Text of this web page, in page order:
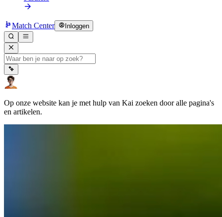
Match Center Inloggen
Op onze website kan je met hulp van Kai zoeken door alle pagina's
en artikelen.